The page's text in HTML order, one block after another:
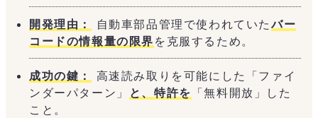
開発理由： 自動車部品管理で使われていたバー
コードの情報量の限界 を克服するため。
成功の鍵：
高速読み取りを可能にした「ファイ
ンダーパターン」
と、特許を 「無料開放」した
こと。